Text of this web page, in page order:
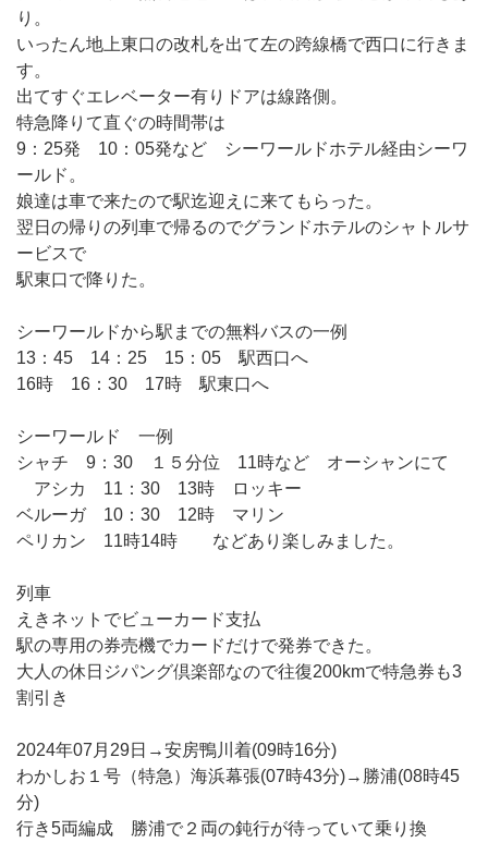
り。
いったん地上東口の改札を出て左の跨線橋で西口に行きま
す。
出てすぐエレベーター有りドアは線路側。
特急降りて直ぐの時間帯は
9：25発 10：05発など シーワールドホテル経由シーワ
ールド。
娘達は車で来たので駅迄迎えに来てもらった。
翌日の帰りの列車で帰るのでグランドホテルのシャトルサ
ービスで
駅東口で降りた。
シーワールドから駅までの無料バスの一例
13：45 14：25 15：05 駅西口へ
16時 16：30 17時 駅東口へ
シーワールド 一例
シャチ 9：30 １５分位 11時など オーシャンにて
アシカ 11：30 13時 ロッキー
ベルーガ 10：30 12時 マリン
ペリカン 11時14時 などあり楽しみました。
列車
えきネットでビューカード支払
駅の専用の券売機でカードだけで発券できた。
大人の休日ジパング倶楽部なので往復200kmで特急券も3
割引き
2024年07月29日→安房鴨川着(09時16分)
わかしお１号（特急）海浜幕張(07時43分)→勝浦(08時45
分)
行き5両編成 勝浦で２両の鈍行が待っていて乗り換